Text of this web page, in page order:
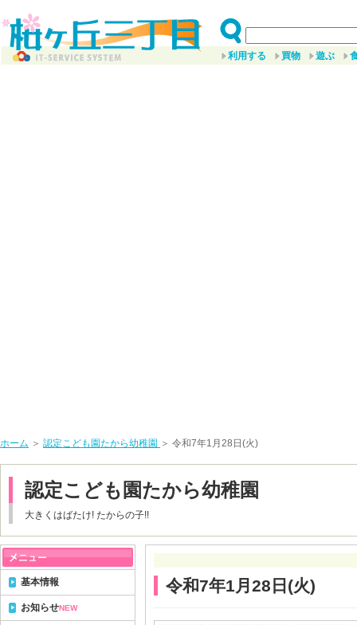
利用する 買物 遊ぶ
ホーム ＞ 認定こども園たから幼稚園 ＞ 令和7年1月28日(火)
認定こども園たから幼稚園
大きくはばたけ! たからの子!!
令和7年1月28日(火)
基本情報
お知らせNEW